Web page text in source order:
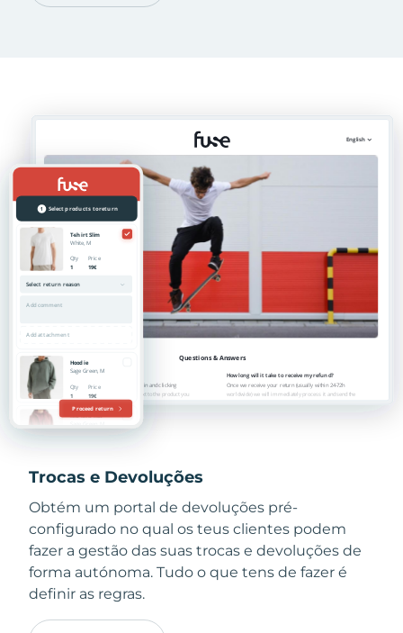
Trocas e Devoluções
Obtém um portal de devoluções pré-
configurado no qual os teus clientes podem
fazer a gestão das suas trocas e devoluções de
forma autónoma. Tudo o que tens de fazer é
definir as regras.